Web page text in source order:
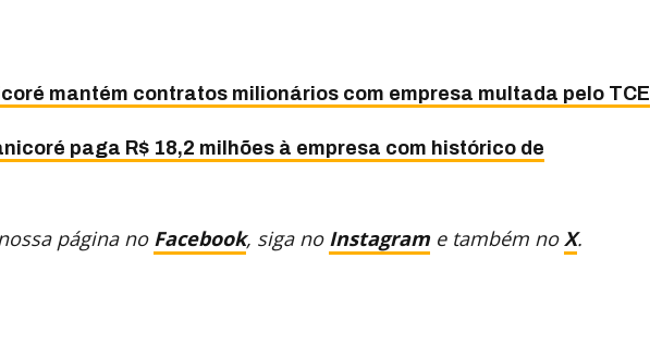
mantém contratos milionários com empresa multada pelo TCE
paga R$ 18,2 milhões à empresa com histórico de
página no Facebook, siga no Instagram e também noX.